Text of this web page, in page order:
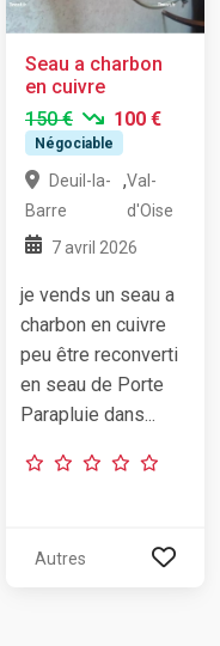
Seau a charbon
en cuivre
150 €
100 €
Négociable
Deuil-la-
Barre
,Val-
d'Oise
7 avril 2026
je vends un seau a
charbon en cuivre
peu être reconverti
en seau de Porte
Parapluie dans...
Autres